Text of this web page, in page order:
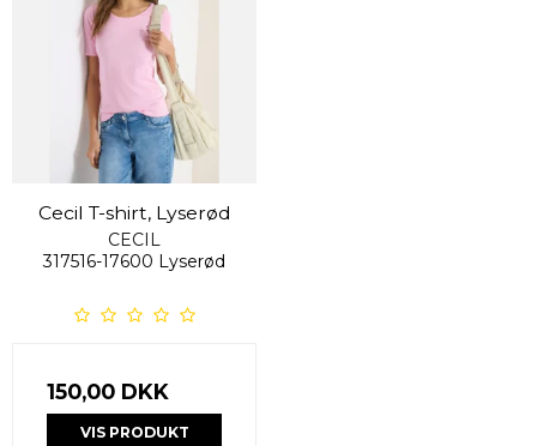
Cecil T-shirt, Lyserød
CECIL
317516-17600 Lyserød
150,00 DKK
VIS PRODUKT